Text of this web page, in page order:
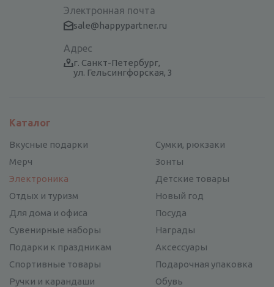
Электронная почта
sale@happypartner.ru
Адрес
г. Санкт-Петербург,
ул. Гельсингфорская, 3
Каталог
Вкусные подарки
Мерч
Электроника
Отдых и туризм
Для дома и офиса
Сувенирные наборы
Подарки к праздникам
Спортивные товары
Ручки и карандаши
Сумки, рюкзаки
Зонты
Детские товары
Новый год
Посуда
Награды
Аксессуары
Подарочная упаковка
Обувь